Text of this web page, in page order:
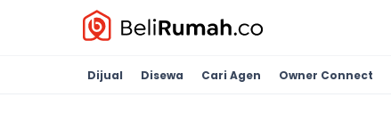
Dijual Disewa Cari Agen Owner Connect